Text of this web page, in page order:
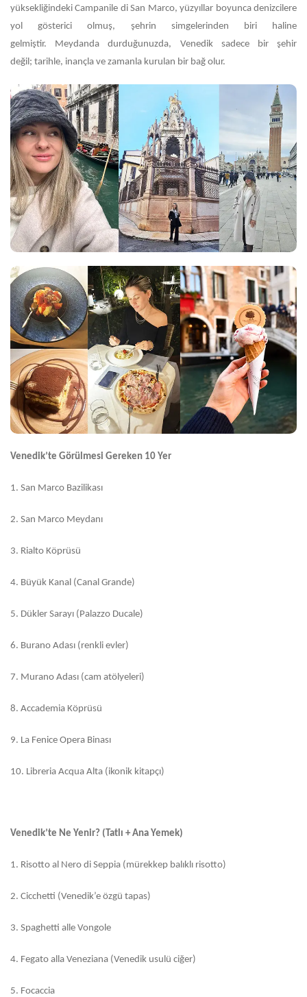
yüksekliğindeki Campanile di San Marco, yüzyıllar boyunca denizcilere
yol gösterici olmuş, şehrin simgelerinden biri haline
gelmiştir. Meydanda durduğunuzda, Venedik sadece bir şehir
değil; tarihle, inançla ve zamanla kurulan bir bağ olur.
Venedik’te Görülmesi Gereken 10 Yer
1. San Marco Bazilikası
2. San Marco Meydanı
3. Rialto Köprüsü
4. Büyük Kanal (Canal Grande)
5. Dükler Sarayı (Palazzo Ducale)
6. Burano Adası (renkli evler)
7. Murano Adası (cam atölyeleri)
8. Accademia Köprüsü
9. La Fenice Opera Binası
10. Libreria Acqua Alta (ikonik kitapçı)
Venedik’te Ne Yenir? (Tatlı + Ana Yemek)
1. Risotto al Nero di Seppia (mürekkep balıklı risotto)
2. Cicchetti (Venedik’e özgü tapas)
3. Spaghetti alle Vongole
4. Fegato alla Veneziana (Venedik usulü ciğer)
5. Focaccia